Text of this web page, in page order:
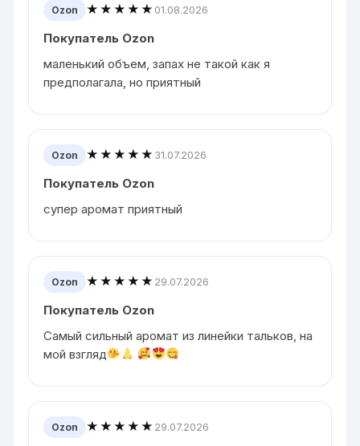
Ozon ★★★★★ 01.08.2026
Покупатель Ozon
маленький объем, запах не такой как я
предполагала, но приятный
Ozon ★★★★★ 31.07.2026
Покупатель Ozon
супер аромат приятный
Ozon ★★★★★ 29.07.2026
Покупатель Ozon
Самый сильный аромат из линейки тальков, на
мой взгляд
Ozon ★★★★★ 29.07.2026